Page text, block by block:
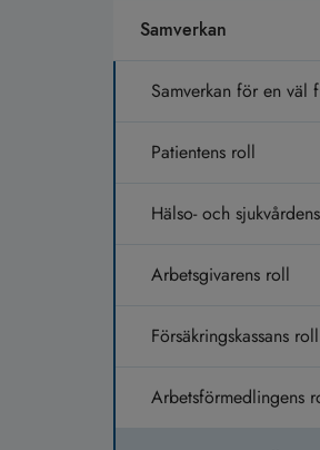
Samverkan
Samverkan för en väl
Patientens roll
Hälso- och
Arbetsgivarens roll
Försäkringskassans roll
Arbetsförmedlingens